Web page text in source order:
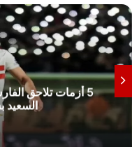
5 أزمات تلاحق
السعيد بسبب 8